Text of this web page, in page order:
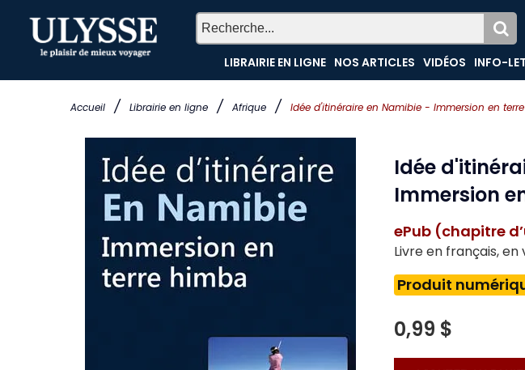
Accueil / Librairie en ligne / Afrique / Idée d'itinéraire en Namibie - Immersion en
LIBRAIRIE EN LIGNE NOS ARTICLES VIDÉOS INFO-
Idée
Immersion
ePub (chapitre
Livre en français,
Produit
0,99 $